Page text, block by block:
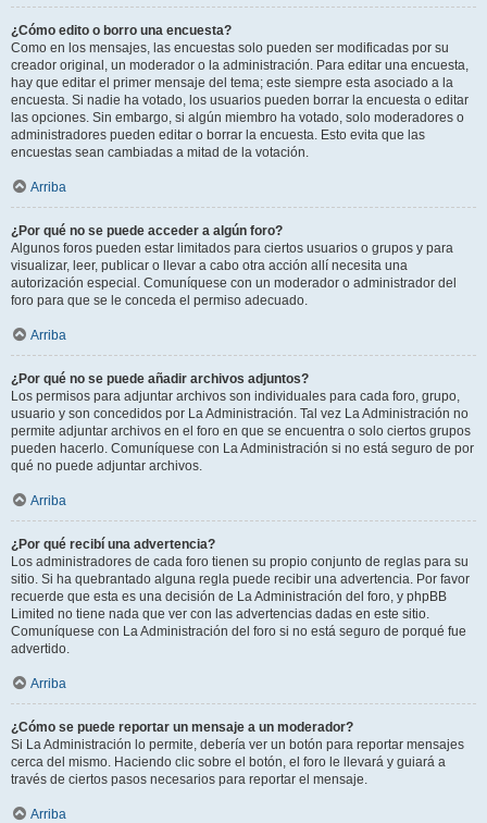
¿Cómo edito o borro una encuesta?
Como en los mensajes, las encuestas solo pueden ser modificadas por su
creador original, un moderador o la administración. Para editar una encuesta,
hay que editar el primer mensaje del tema; este siempre esta asociado a la
encuesta. Si nadie ha votado, los usuarios pueden borrar la encuesta o editar
las opciones. Sin embargo, si algún miembro ha votado, solo moderadores o
administradores pueden editar o borrar la encuesta. Esto evita que las
encuestas sean cambiadas a mitad de la votación.
Arriba
¿Por qué no se puede acceder a algún foro?
Algunos foros pueden estar limitados para ciertos usuarios o grupos y para
visualizar, leer, publicar o llevar a cabo otra acción allí necesita una
autorización especial. Comuníquese con un moderador o administrador del
foro para que se le conceda el permiso adecuado.
Arriba
¿Por qué no se puede añadir archivos adjuntos?
Los permisos para adjuntar archivos son individuales para cada foro, grupo,
usuario y son concedidos por La Administración. Tal vez La Administración no
permite adjuntar archivos en el foro en que se encuentra o solo ciertos grupos
pueden hacerlo. Comuníquese con La Administración si no está seguro de por
qué no puede adjuntar archivos.
Arriba
¿Por qué recibí una advertencia?
Los administradores de cada foro tienen su propio conjunto de reglas para su
sitio. Si ha quebrantado alguna regla puede recibir una advertencia. Por favor
recuerde que esta es una decisión de La Administración del foro, y phpBB
Limited no tiene nada que ver con las advertencias dadas en este sitio.
Comuníquese con La Administración del foro si no está seguro de porqué fue
advertido.
Arriba
¿Cómo se puede reportar un mensaje a un moderador?
Si La Administración lo permite, debería ver un botón para reportar mensajes
cerca del mismo. Haciendo clic sobre el botón, el foro le llevará y guiará a
través de ciertos pasos necesarios para reportar el mensaje.
Arriba